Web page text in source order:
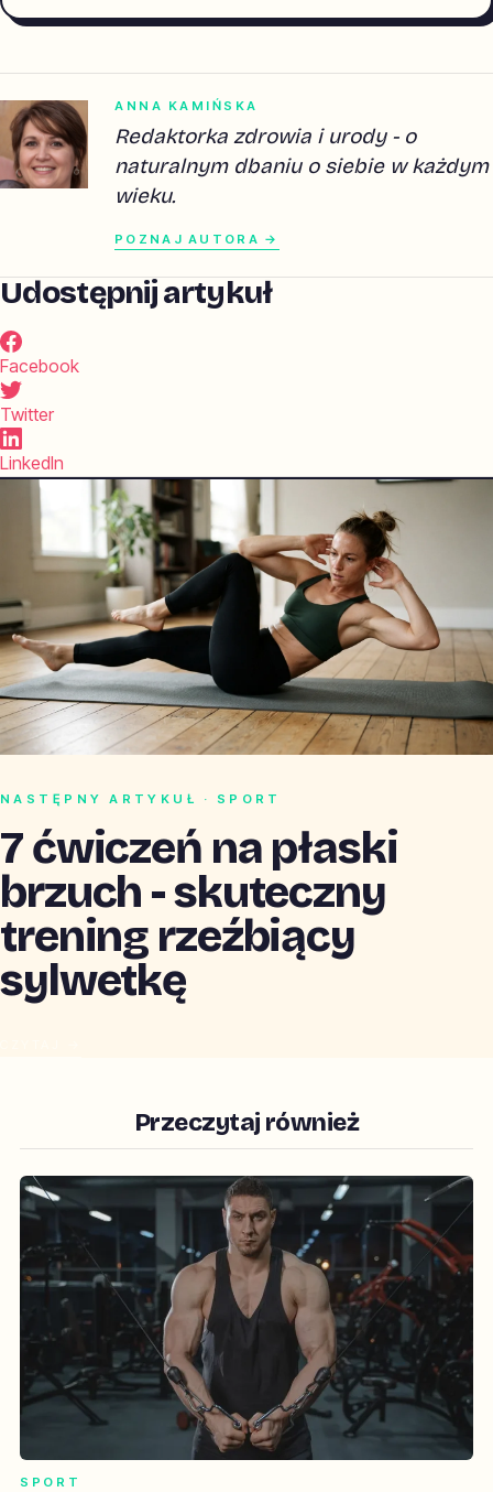
ANNA KAMIŃSKA
Redaktorka zdrowia i urody - o
naturalnym dbaniu o siebie w każdym
wieku.
POZNAJ AUTORA →
Udostępnij artykuł
Facebook
Twitter
LinkedIn
NASTĘPNY ARTYKUŁ · SPORT
7 ćwiczeń na płaski
brzuch - skuteczny
trening rzeźbiący
sylwetkę
Przeczytaj również
SPORT